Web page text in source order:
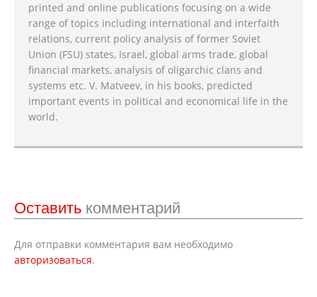
printed and online publications focusing on a wide
range of topics including international and interfaith
relations, current policy analysis of former Soviet
Union (FSU) states, Israel, global arms trade, global
financial markets, analysis of oligarchic clans and
systems etc. V. Matveev, in his books, predicted
important events in political and economical life in the
world.
Оставить комментарий
Для отправки комментария вам необходимо
авторизоваться.